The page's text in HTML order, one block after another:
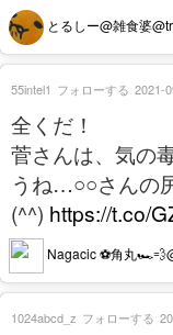
とるしー@雑食婆
全くだ！
菅さんは、気の
うね…○○さんの
(^^) https://t.co/
Nagacic ⚽️角丸
55intel1 フォローする 2021-
1024abcd_z フォローする